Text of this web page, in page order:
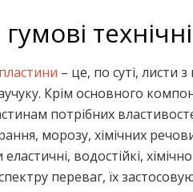
– це, по суті, листи
Крім основного
потрібних
морозу, хімічних
водостійкі,
переваг, їх